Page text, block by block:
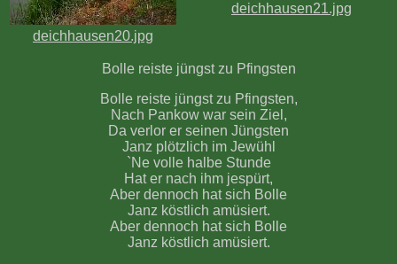
deichhausen20.jpg
deichhausen21.jpg
Bolle reiste jüngst zu Pfingsten
Bolle reiste jüngst zu Pfingsten,
Nach Pankow war sein Ziel,
Da verlor er seinen Jüngsten
Janz plötzlich im Jewühl
`Ne volle halbe Stunde
Hat er nach ihm jespürt,
Aber dennoch hat sich Bolle
Janz köstlich amüsiert.
Aber dennoch hat sich Bolle
Janz köstlich amüsiert.